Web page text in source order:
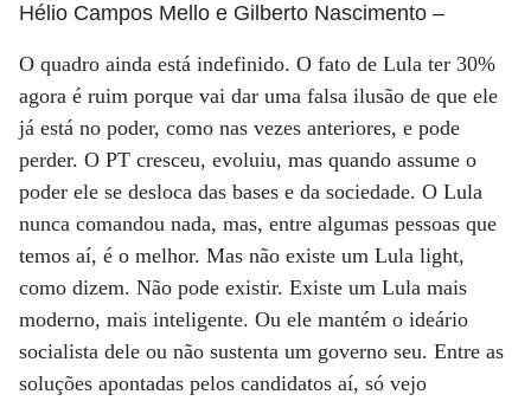
Hélio Campos Mello e Gilberto Nascimento –
O quadro ainda está indefinido. O fato de Lula ter 30%
agora é ruim porque vai dar uma falsa ilusão de que ele
já está no poder, como nas vezes anteriores, e pode
perder. O PT cresceu, evoluiu, mas quando assume o
poder ele se desloca das bases e da sociedade. O Lula
nunca comandou nada, mas, entre algumas pessoas que
temos aí, é o melhor. Mas não existe um Lula light,
como dizem. Não pode existir. Existe um Lula mais
moderno, mais inteligente. Ou ele mantém o ideário
socialista dele ou não sustenta um governo seu. Entre as
soluções apontadas pelos candidatos aí, só vejo